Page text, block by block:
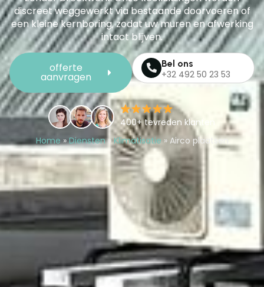
discreet weggewerkt via bestaande doorvoeren of
een kleine kernboring, zodat uw muren en afwerking
intact blijven.
offerte
aanvragen
Bel ons
+32 492 50 23 53
400+ tevreden klanten
Home »Diensten»Klimatisatie» Airco plaatsen